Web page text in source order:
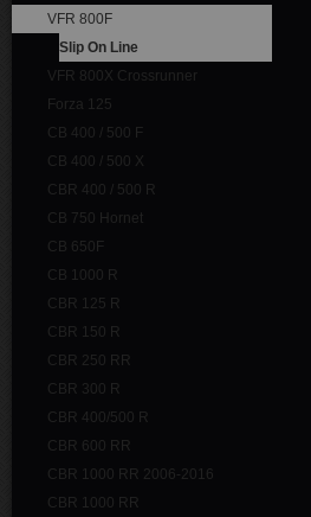
VFR 800F
Slip On Line
VFR 800X Crossrunner
Forza 125
CB 400 / 500 F
CB 400 / 500 X
CBR 400 / 500 R
CB 750 Hornet
CB 650F
CB 1000 R
CBR 125 R
CBR 150 R
CBR 250 RR
CBR 300 R
CBR 400/500 R
CBR 600 RR
CBR 1000 RR 2006-2016
CBR 1000 RR